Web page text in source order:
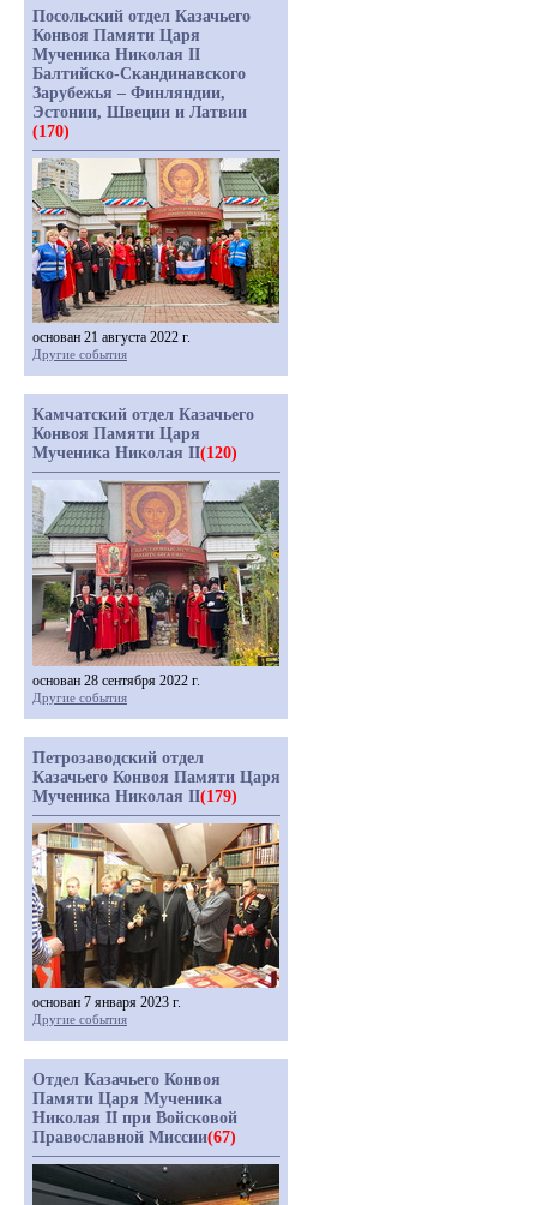
Посольский отдел Казачьего
Конвоя Памяти Царя
Мученика Николая II
Балтийско-Скандинавского
Зарубежья – Финляндии,
Эстонии, Швеции и Латвии
(170)
основан 21 августа 2022 г.
Другие события
Камчатский отдел Казачьего
Конвоя Памяти Царя
Мученика Николая II(120)
основан 28 сентября 2022 г.
Другие события
Петрозаводский отдел
Казачьего Конвоя Памяти Царя
Мученика Николая II(179)
основан 7 января 2023 г.
Другие события
Отдел Казачьего Конвоя
Памяти Царя Мученика
Николая II при Войсковой
Православной Миссии(67)